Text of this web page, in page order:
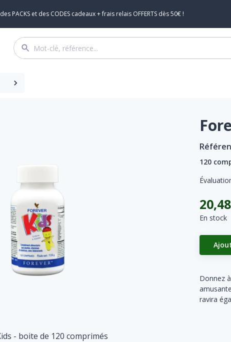
PACKS et des CODES cadeaux + frais relais OFFERTS dès 50€ !
- boite de 120 comprimés
120
En stock
Donnez
ravira